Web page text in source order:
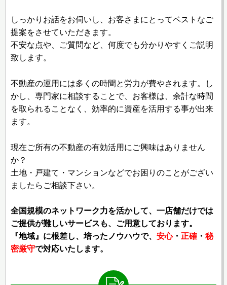
しっかりお話をお伺いし、お客さまにとってベストなご
提案をさせていただきます。
不安な点や、ご質問など、何度でも分かりやすくご説明
致します。
不動産の運用には多くの時間と労力が費やされます。し
かし、専門家に相談することで、お客様は、余計な時間
を取られることなく、効率的に資産を活用する事が出来
ます。
現在ご所有の不動産の有効活用にご興味はありません
か？
土地・戸建て・マンションなどでお困りのことがござい
ましたらご相談下さい。
全国規模のネットワーク力を活かして、一店舗だけでは
ご提供が難しいサービスも、ご用意しております。
『地域』に根差し、培ったノウハウで、 安心・ 正確 ・ 秘
密厳守で対応いたします。